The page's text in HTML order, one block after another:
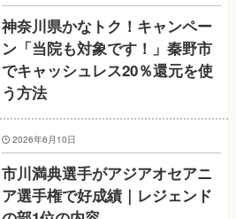
神奈川県かなトク！キャンペー
ン「当院も対象です！」秦野市
でキャッシュレス20％還元を使
う方法
市川満典選手がアジアオセアニ
ア選手権で好成績｜レジェンド
2026年6月10日